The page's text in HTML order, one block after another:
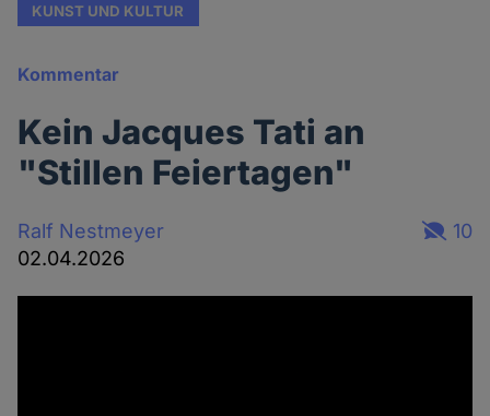
KUNST UND KULTUR
Kommentar
Kein Jacques Tati an
"Stillen Feiertagen"
Ralf Nestmeyer
02.04.2026
10